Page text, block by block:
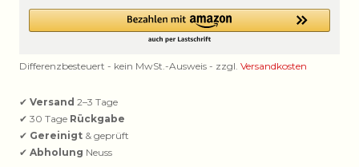
Differenzbesteuert - kein MwSt.-Ausweis - zzgl. Versandkosten
✔ Versand 2–3 Tage
✔ 30 Tage Rückgabe
✔ Gereinigt & geprüft
✔ Abholung Neuss